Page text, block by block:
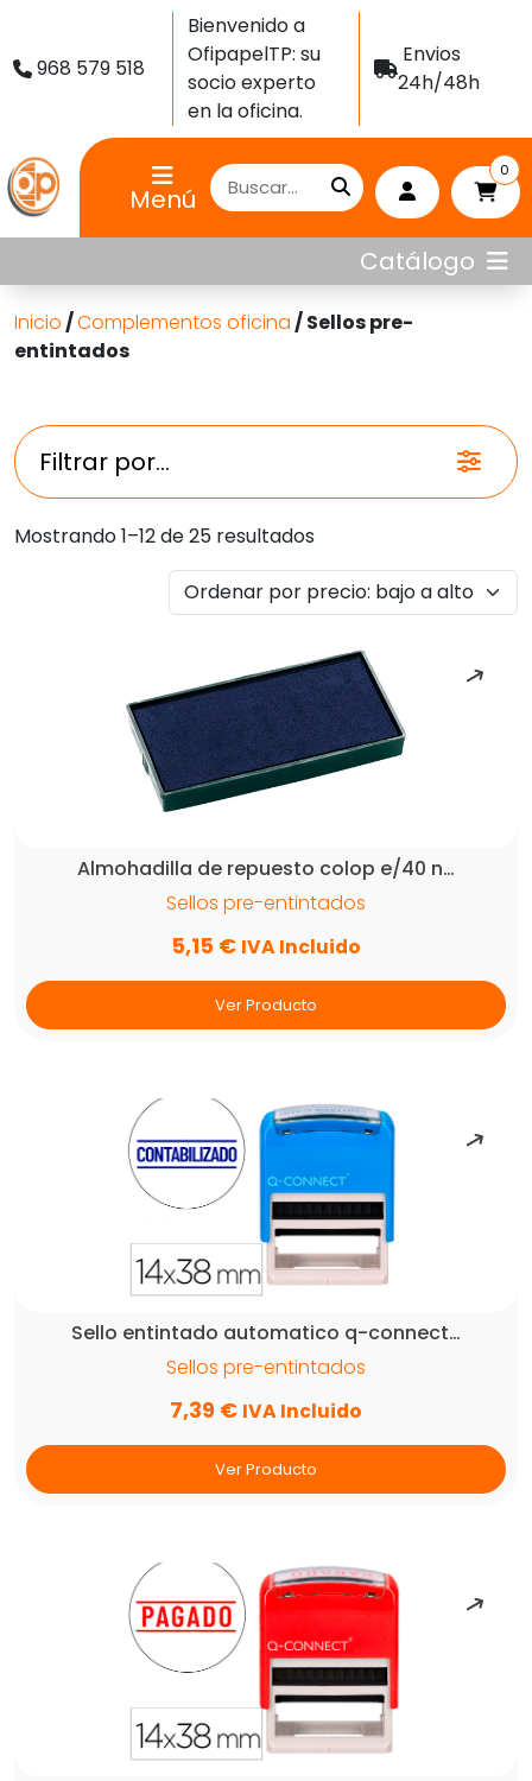
968 579 518
Bienvenido a
OfipapelTP: su
socio experto
en la oficina.
Envios
24h/48h
Menú
0
Catálogo
Inicio/Complementos oficina/ Sellos pre-
entintados
Filtrar por...
Mostrando 1–12 de 25 resultados
por
precio:
bajo
alto
Almohadilla de repuesto colop e/40 n…
Sellos pre-entintados
5,15 € IVA Incluido
Ver Producto
Sello entintado automatico q-connect…
Sellos pre-entintados
7,39 € IVA Incluido
Ver Producto